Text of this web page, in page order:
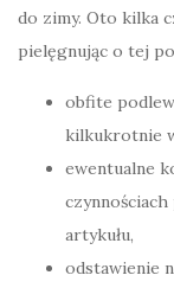
do zimy. Oto kilka
pielęgnując o tej
obfite
kilkukrotnie
ewentualne
artykułu,
odstawienie